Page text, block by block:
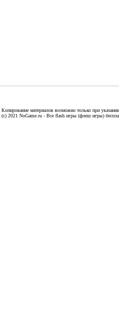
Копирование материалов возможно только при
(c) 2021 NoGame.ru - Все flash игры (флеш игры)